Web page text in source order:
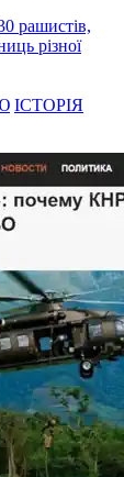
рашистів,
різної
ІСТОРІЯ